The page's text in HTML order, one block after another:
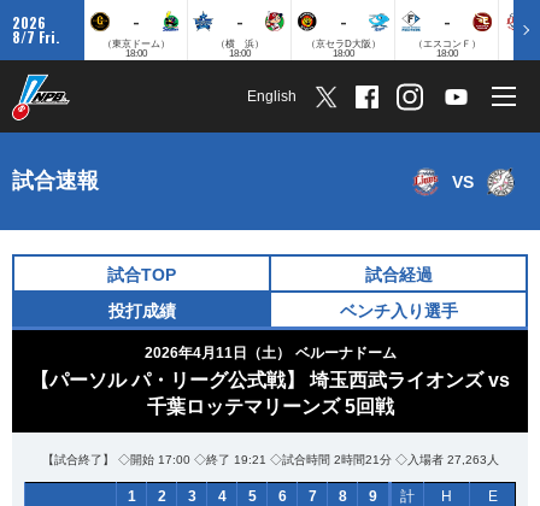
2026
8/7 Fri.
-
（東京ドーム）
18:00
-
（横 浜）
18:00
-
（京セラD大阪）
18:00
-
（エスコンＦ）
18:00
English
試合速報 VS
試合TOP
試合経過
投打成績
ベンチ入り選手
2026年4月11日（土） ベルーナドーム
【パーソル パ・リーグ公式戦】 埼玉西武ライオンズ vs
千葉ロッテマリーンズ 5回戦
【試合終了】 ◇開始 17:00 ◇終了 19:21 ◇試合時間 2時間21分 ◇入場者 27,263人
1 2 3 4 5 6 7 8 9 計 H E